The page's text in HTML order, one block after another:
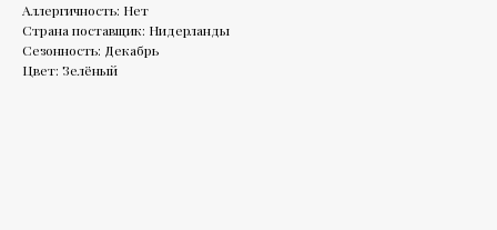
Аллергичность: Нет
Страна поставщик: Нидерланды
Сезонность: Декабрь
Цвет: Зелёный